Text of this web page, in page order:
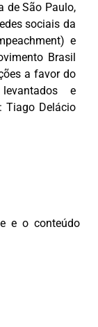
de São Paulo,
sociais da
e
Brasil
a favor do
e
Tiago Delácio
e o conteúdo